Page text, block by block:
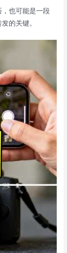
也可能是一段
的关键。